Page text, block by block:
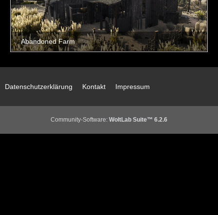
Datenschutzerklärung Kontakt Impressum
Community-Software: WoltLab Suite™ 6.2.6